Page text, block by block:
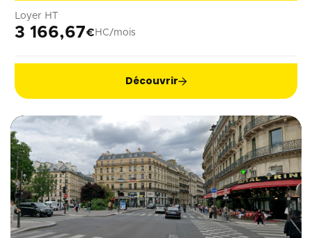
rénové, ce local est adapté à tout type d’activité ne générant
pas de nuisances.
Loyer HT
3 166,67€ HC/mois
Découvrir